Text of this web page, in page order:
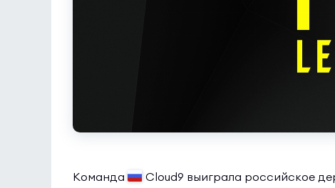
Команда Cloud9 выиграла российское